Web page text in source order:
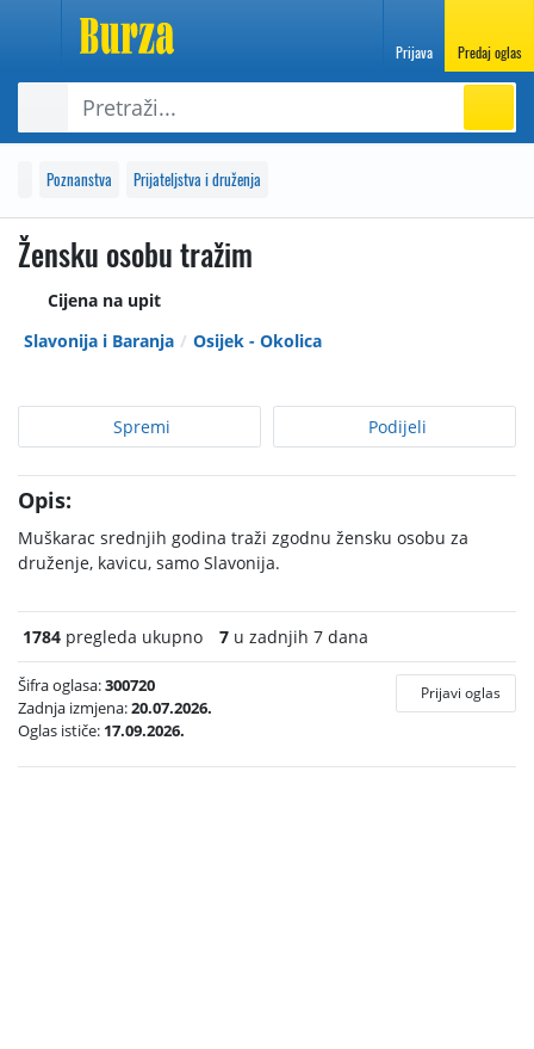
Prijava Predaj oglas
Poznanstva Prijateljstva i druženja
Žensku osobu tražim
Cijena na upit
Slavonija i Baranja
Osijek - Okolica
Spremi Podijeli
Opis:
Muškarac srednjih godina traži zgodnu žensku osobu za
druženje, kavicu, samo Slavonija.
1784 pregleda ukupno 7 u zadnjih 7 dana
Šifra oglasa:300720
Zadnja izmjena:20.07.2026.
Oglas ističe: 17.09.2026.
Prijavi oglas